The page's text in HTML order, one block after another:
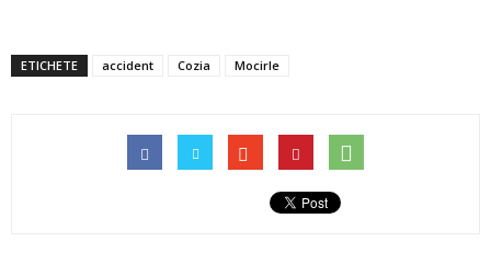
ETICHETE accident Cozia Mocirle